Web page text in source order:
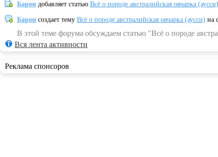
Барон добавляет статью Всё о породе австралийская овчарка (аусси)
Барон создает тему Всё о породе австралийская овчарка (аусси) на
В этой теме форума обсуждаем статью "Всё о породе
Вся лента активности
Реклама спонсоров